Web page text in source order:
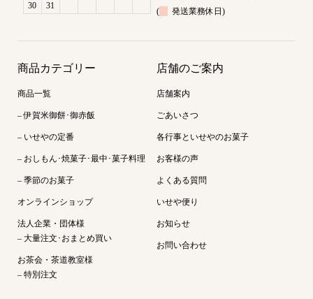
30
31
( 発送業務休日)
商品カテゴリー
商品一覧
– 伊賀米御餅･御赤飯
– いせやの定番
– おしもん･焼菓子･最中･菓子料理
– 季節のお菓子
オンラインショップ
法人企業・団体様
– 大量注文･おまとめ買い
お茶会・茶道教室様
– 特別注文
店舗のご案内
店舗案内
ごあいさつ
各行事といせやのお菓子
お客様の声
よくある質問
いせや便り
お知らせ
お問い合わせ